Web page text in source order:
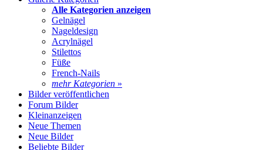
Alle Kategorien anzeigen
Gelnägel
Nageldesign
Acrylnägel
Stilettos
Füße
French-Nails
mehr Kategorien »
Bilder veröffentlichen
Forum Bilder
Kleinanzeigen
Neue Themen
Neue Bilder
Beliebte Bilder